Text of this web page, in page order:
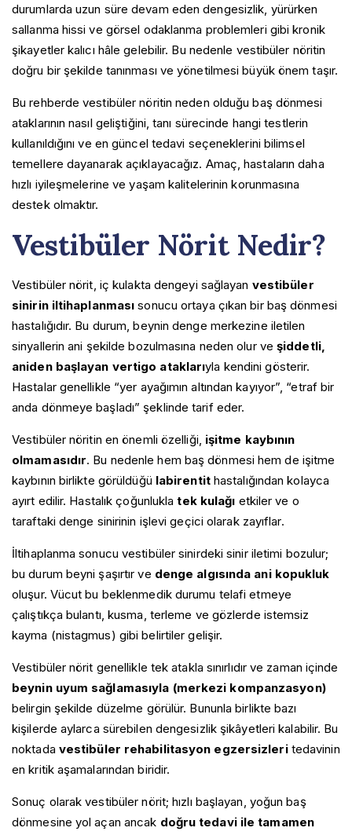
durumlarda uzun süre devam eden dengesizlik, yürürken
sallanma hissi ve görsel odaklanma problemleri gibi kronik
şikayetler kalıcı hâle gelebilir. Bu nedenle vestibüler nöritin
doğru bir şekilde tanınması ve yönetilmesi büyük önem taşır.
Bu rehberde vestibüler nöritin neden olduğu baş dönmesi
ataklarının nasıl geliştiğini, tanı sürecinde hangi testlerin
kullanıldığını ve en güncel tedavi seçeneklerini bilimsel
temellere dayanarak açıklayacağız. Amaç, hastaların daha
hızlı iyileşmelerine ve yaşam kalitelerinin korunmasına
destek olmaktır.
Vestibüler Nörit Nedir?
Vestibüler nörit, iç kulakta dengeyi sağlayan vestibüler
sinirin iltihaplanması sonucu ortaya çıkan bir baş dönmesi
hastalığıdır. Bu durum, beynin denge merkezine iletilen
sinyallerin ani şekilde bozulmasına neden olur ve şiddetli,
aniden başlayan vertigo ataklarıyla kendini gösterir.
Hastalar genellikle “yer ayağımın altından kayıyor”, “etraf bir
anda dönmeye başladı” şeklinde tarif eder.
Vestibüler nöritin en önemli özelliği, işitme kaybının
olmamasıdır. Bu nedenle hem baş dönmesi hem de işitme
kaybının birlikte görüldüğü labirentithastalığından kolayca
ayırt edilir. Hastalık çoğunluklatek kulağı etkiler ve o
taraftaki denge sinirinin işlevi geçici olarak zayıflar.
İltihaplanma sonucu vestibüler sinirdeki sinir iletimi bozulur;
bu durum beyni şaşırtır ve denge algısında ani kopukluk
oluşur. Vücut bu beklenmedik durumu telafi etmeye
çalıştıkça bulantı, kusma, terleme ve gözlerde istemsiz
kayma (nistagmus) gibi belirtiler gelişir.
Vestibüler nörit genellikle tek atakla sınırlıdır ve zaman içinde
beynin uyum sağlamasıyla (merkezi kompanzasyon)
belirgin şekilde düzelme görülür. Bununla birlikte bazı
kişilerde aylarca sürebilen dengesizlik şikâyetleri kalabilir. Bu
noktada vestibüler rehabilitasyon egzersizleritedavinin
en kritik aşamalarından biridir.
Sonuç olarak vestibüler nörit; hızlı başlayan, yoğun baş
dönmesine yol açan ancak doğru tedavi ile tamamen